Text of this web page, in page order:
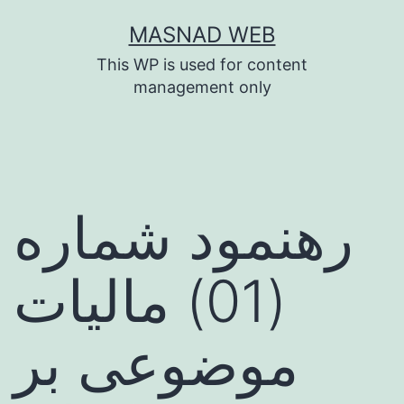
MASNAD WEB
This WP is used for content
management only
رهنمود شماره
(01) مالیات
موضوعی بر